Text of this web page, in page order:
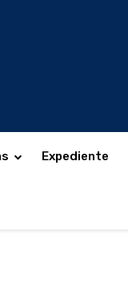
Expediente